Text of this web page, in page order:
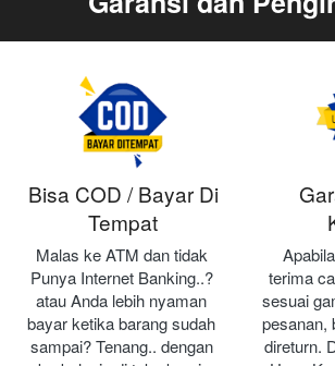
Bisa COD / Bayar Di
Tempat
Malas ke ATM dan tidak
Punya Internet Banking..?
atau Anda lebih nyaman
bayar ketika barang sudah
sampai? Tenang.. dengan
terima
sesuai
pesanan,
direturn.